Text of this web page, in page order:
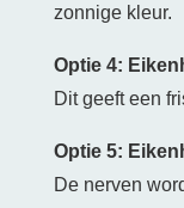
zonnige kleur.
Optie 4:
Dit geeft een
Optie 5:
De nerven